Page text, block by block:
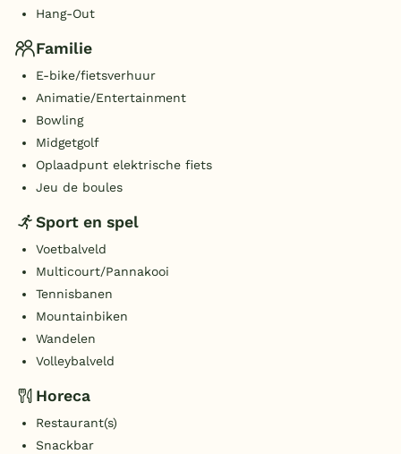
Hang-Out
Familie
E-bike/fietsverhuur
Animatie/Entertainment
Bowling
Midgetgolf
Oplaadpunt elektrische fiets
Jeu de boules
Sport en spel
Voetbalveld
Multicourt/Pannakooi
Tennisbanen
Mountainbiken
Wandelen
Volleybalveld
Horeca
Restaurant(s)
Snackbar